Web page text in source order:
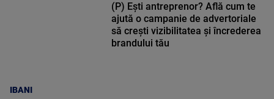
IBANI
(P) Ești antreprenor? Află cum te
ajută o campanie de advertoriale
să crești vizibilitatea și încrederea
brandului tău